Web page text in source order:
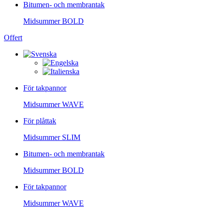
Bitumen- och membrantak
MidsummerBOLD
Offert
För takpannor
MidsummerWAVE
För plåttak
Midsummer SLIM
Bitumen- och membrantak
MidsummerBOLD
För takpannor
MidsummerWAVE